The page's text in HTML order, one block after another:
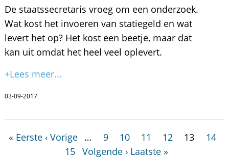
De staatssecretaris vroeg om een onderzoek.
Wat kost het invoeren van statiegeld en wat
levert het op? Het kost een beetje, maar dat
kan uit omdat het heel veel oplevert.
+Lees meer...
03-09-2017
« Eerste ‹ Vorige … 9 10 11 12 13
14
15 Volgende › Laatste »